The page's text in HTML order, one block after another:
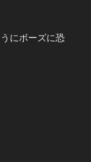
にボーズに恐